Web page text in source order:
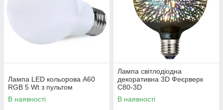
Лампа LED кольорова A60
RGB 5 Wt з пультом
В наявності
Лампа світлодіодна
декоративна 3D Феєрверк
C80-3D
В наявності